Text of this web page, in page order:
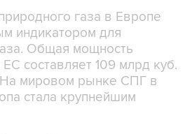
газа в Европе
индикатором для
Общая мощность
составляет 109 млрд куб.
На мировом рынке СПГ в
стала крупнейшим